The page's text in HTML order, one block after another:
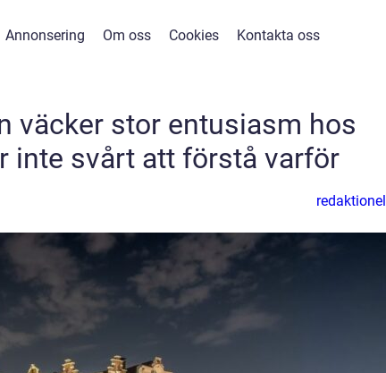
Annonsering Om oss Cookies Kontakta oss
väcker stor entusiasm hos
inte svårt att förstå varför
redaktionel